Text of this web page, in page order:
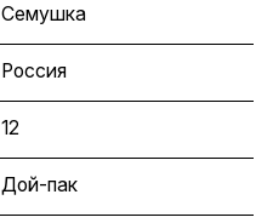
Семушка
Россия
12
Дой-пак